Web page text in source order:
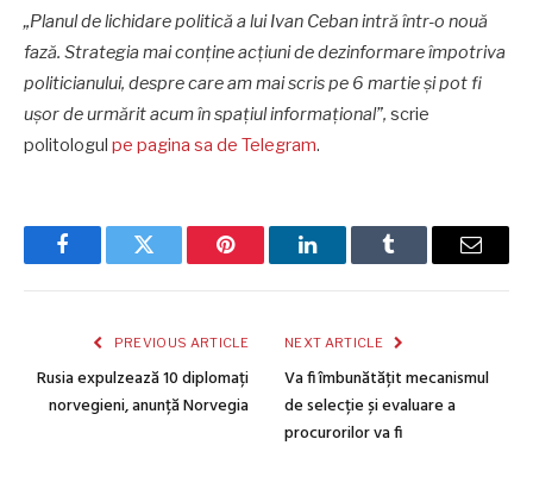
„Planul de lichidare politică a lui Ivan Ceban intră într-o nouă
fază. Strategia mai conține acțiuni de dezinformare împotriva
politicianului, despre care am mai scris pe 6 martie și pot fi
ușor de urmărit acum în spațiul informațional”, scrie
politologul pe pagina sa de Telegram.
FacebookTwitter Pinterest LinkedInTumblr Email
PREVIOUS ARTICLE
Rusia expulzează 10 diplomați
norvegieni, anunță Norvegia
NEXT ARTICLE
Va fi îmbunătățit mecanismul
de selecție și evaluare a
procurorilor va fi